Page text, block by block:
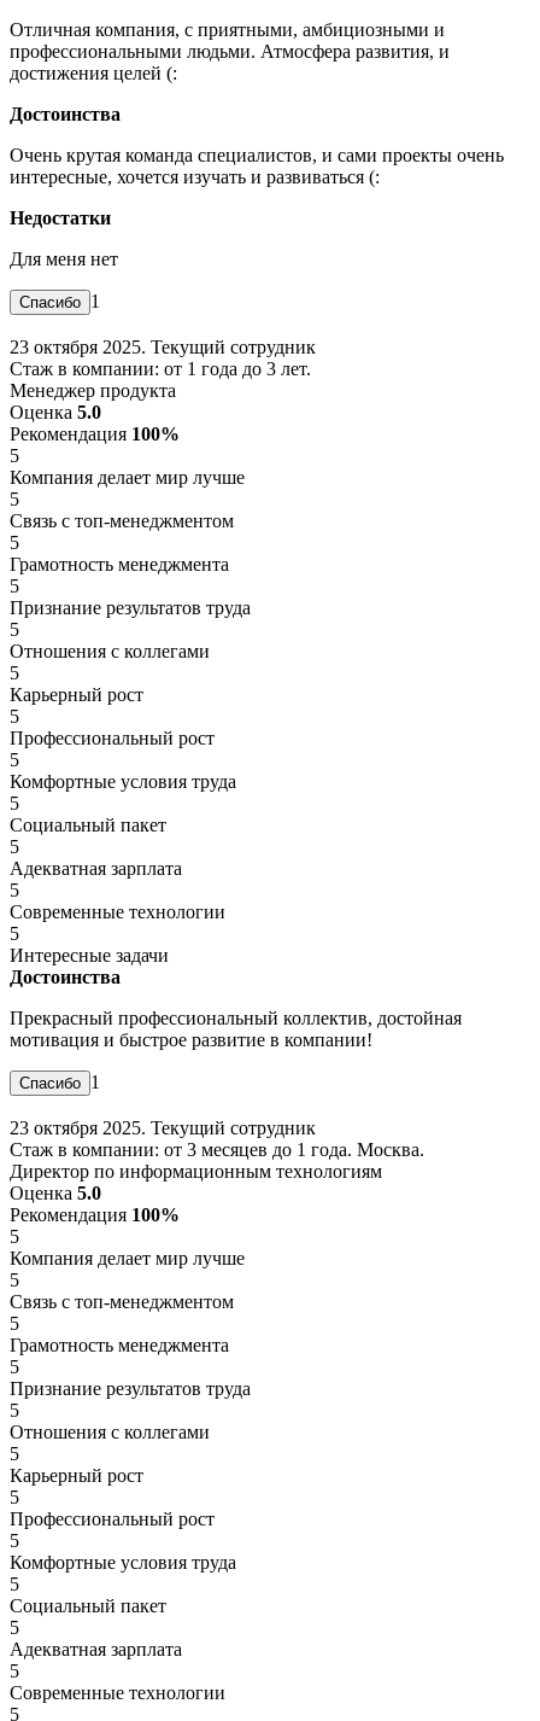
Отличная компания, с приятными, амбициозными и
профессиональными людьми. Атмосфера развития, и
достижения целей (:
Достоинства
Очень крутая команда специалистов, и сами проекты очень
интересные, хочется изучать и развиваться (:
Недостатки
Для меня нет
1
23 октября 2025. Текущий сотрудник
Стаж в компании: от 1 года до 3 лет.
Менеджер продукта
Оценка 5.0
Рекомендация 100%
5
Компания делает мир лучше
5
Связь с топ-менеджментом
5
Грамотность менеджмента
5
Признание результатов труда
5
Отношения с коллегами
5
Карьерный рост
5
Профессиональный рост
5
Комфортные условия труда
5
Социальный пакет
5
Адекватная зарплата
5
Современные технологии
5
Интересные задачи
Достоинства
Прекрасный профессиональный коллектив, достойная
мотивация и быстрое развитие в компании!
1
23 октября 2025. Текущий сотрудник
Стаж в компании: от 3 месяцев до 1 года. Москва.
Директор по информационным технологиям
Оценка 5.0
Рекомендация 100%
5
Компания делает мир лучше
5
Связь с топ-менеджментом
5
Грамотность менеджмента
5
Признание результатов труда
5
Отношения с коллегами
5
Карьерный рост
5
Профессиональный рост
5
Комфортные условия труда
5
Социальный пакет
5
Адекватная зарплата
5
Современные технологии
5